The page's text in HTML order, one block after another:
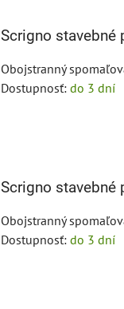
Scrigno stavebné
Obojstranný
Dostupnosť: do 3 dní
Scrigno stavebné
Obojstranný
Dostupnosť: do 3 dní